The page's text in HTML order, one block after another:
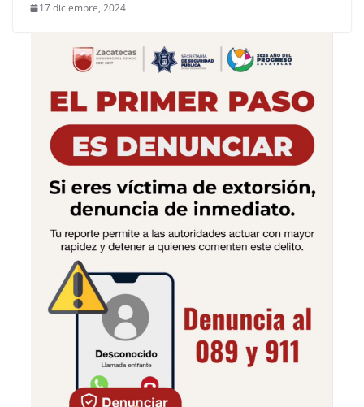
17 diciembre, 2024